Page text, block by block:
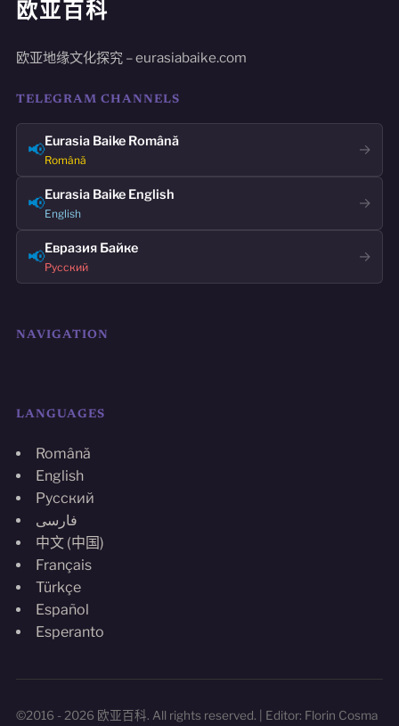
欧亚百科
欧亚地缘文化探究 – eurasiabaike.com
TELEGRAM CHANNELS
📢Eurasia Baike Română
Română
→
📢Eurasia Baike English
English
→
📢Евразия Байке
Русский
→
NAVIGATION
LANGUAGES
Română
English
Русский
فارسی
中文 (中国)
Français
Türkçe
Español
Esperanto
©2016 - 2026 欧亚百科. All rights reserved. | Editor: Florin Cosma